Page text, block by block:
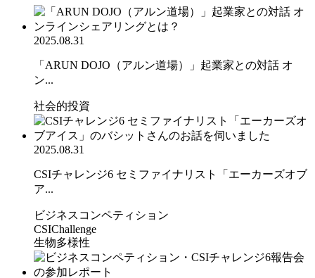
2025.08.31
「ARUN DOJO（アルン道場）」起業家との対話 オ
ン...
社会的投資
2025.08.31
CSIチャレンジ6 セミファイナリスト「エーカーズオブ
ア...
ビジネスコンペティション
CSIChallenge
生物多様性